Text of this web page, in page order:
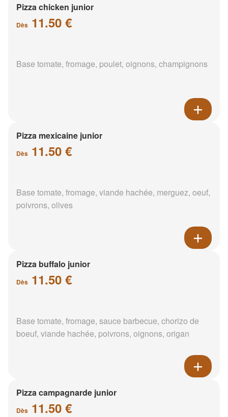
Pizza chicken junior
Dès 11.50 €
Base tomate, fromage, poulet, oignons, champignons
Pizza mexicaine junior
Dès 11.50 €
Base tomate, fromage, viande hachée, merguez, oeuf,
poivrons, olives
Pizza buffalo junior
Dès 11.50 €
Base tomate, fromage, sauce barbecue, chorizo de
boeuf, viande hachée, poivrons, oignons, origan
Pizza campagnarde junior
Dès 11.50 €